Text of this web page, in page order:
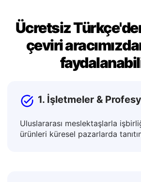
Ücretsiz
çeviri
1. İşletmeler &